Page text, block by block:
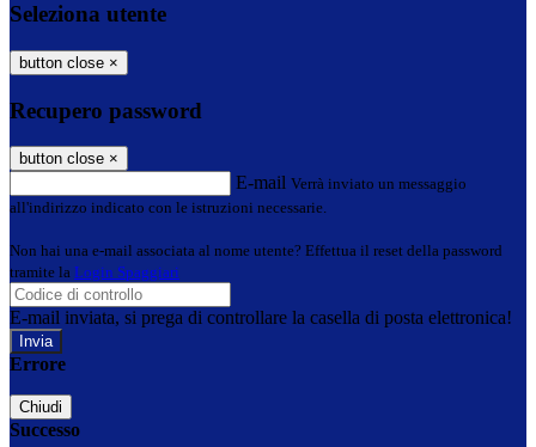
Seleziona utente
button close ×
Recupero password
button close ×
E-mail Verrà inviato un messaggio
all'indirizzo indicato con le istruzioni necessarie.
Non hai una e-mail associata al nome utente? Effettua il reset della password
tramite la Login Spaggiari
E-mail inviata, si prega di controllare la casella di posta elettronica!
Errore
Chiudi
Successo